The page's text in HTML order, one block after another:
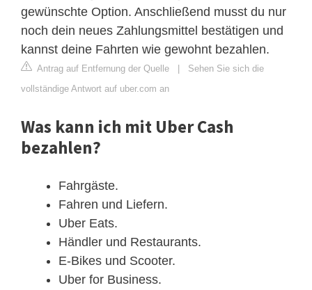
gewünschte Option. Anschließend musst du nur
noch dein neues Zahlungsmittel bestätigen und
kannst deine Fahrten wie gewohnt bezahlen.
Antrag auf Entfernung der Quelle | Sehen Sie sich die
vollständige Antwort auf uber.com an
Was kann ich mit Uber Cash
bezahlen?
Fahrgäste.
Fahren und Liefern.
Uber Eats.
Händler und Restaurants.
E-Bikes und Scooter.
Uber for Business.